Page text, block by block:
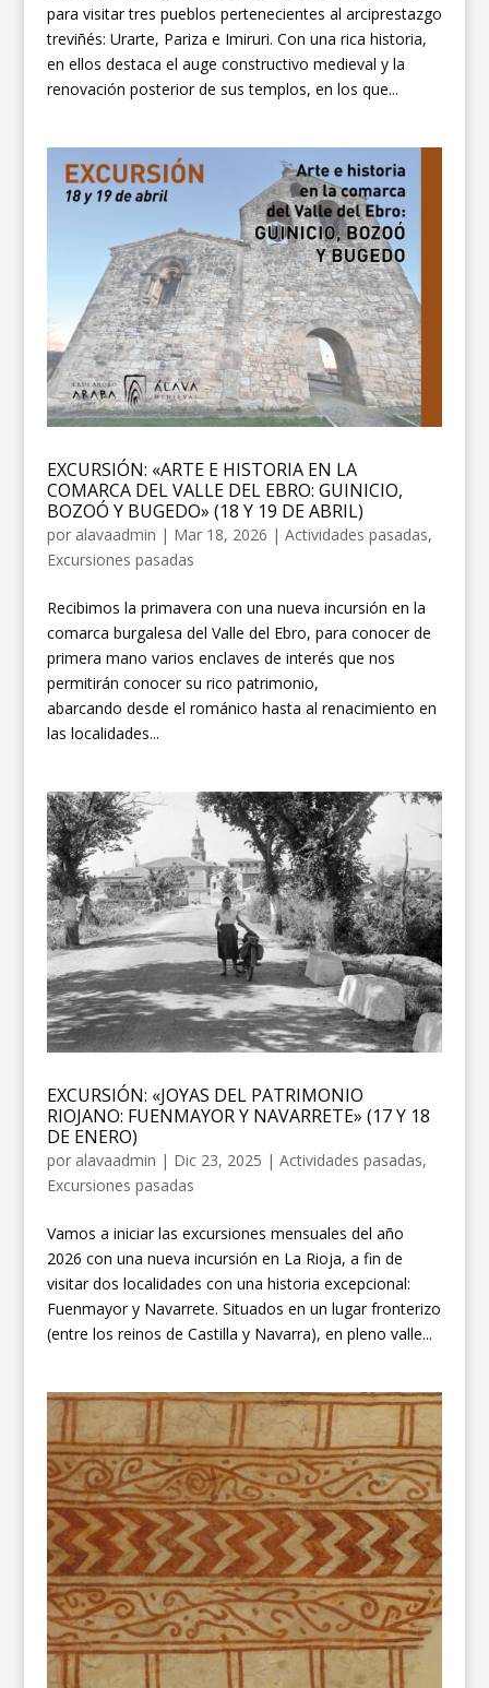
para visitar tres pueblos pertenecientes al arciprestazgo
treviñés: Urarte, Pariza e Imiruri. Con una rica historia,
en ellos destaca el auge constructivo medieval y la
renovación posterior de sus templos, en los que...
EXCURSIÓN: «ARTE E HISTORIA EN LA
COMARCA DEL VALLE DEL EBRO: GUINICIO,
BOZOÓ Y BUGEDO» (18 Y 19 DE ABRIL)
por alavaadmin | Mar 18, 2026 | Actividades pasadas,
Excursiones pasadas
Recibimos la primavera con una nueva incursión en la
comarca burgalesa del Valle del Ebro, para conocer de
primera mano varios enclaves de interés que nos
permitirán conocer su rico patrimonio,
abarcando desde el románico hasta al renacimiento en
las localidades...
EXCURSIÓN: «JOYAS DEL PATRIMONIO
RIOJANO: FUENMAYOR Y NAVARRETE» (17 Y 18
DE ENERO)
por alavaadmin | Dic 23, 2025 | Actividades pasadas,
Excursiones pasadas
Vamos a iniciar las excursiones mensuales del año
2026 con una nueva incursión en La Rioja, a fin de
visitar dos localidades con una historia excepcional:
Fuenmayor y Navarrete. Situados en un lugar fronterizo
(entre los reinos de Castilla y Navarra), en pleno valle...